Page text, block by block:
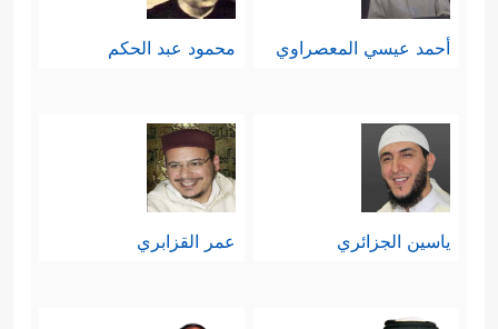
أحمد عيسي المعصراوي محمود عبد الحكم
ياسين الجزائري عمر القزابري